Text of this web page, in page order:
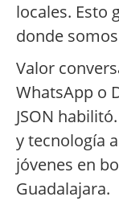
locales. Esto
donde
Valor
WhatsApp o
JSON
y tecnología
jóvenes en
Guadalajara.